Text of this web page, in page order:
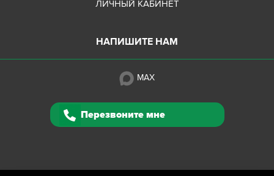
ЛИЧНЫЙ КАБИНЕТ
НАПИШИТЕ НАМ
MAX
Перезвоните мне